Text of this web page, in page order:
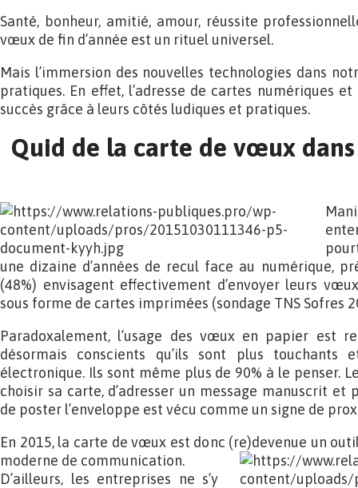
Santé, bonheur, amitié, amour, réussite
vœux de fin d’année est un rituel universel.
Mais l’immersion des nouvelles technologies dans
pratiques. En effet, l’adresse de cartes numériques
succès grâce à leurs côtés ludiques et pratiques.
Quid de la carte de vœux
une dizaine d’années de recul face au numérique,
(48%) envisagent effectivement d’envoyer leurs
sous forme de cartes imprimées (sondage TNS Sofres
Paradoxalement, l’usage des vœux en papier est
désormais conscients qu’ils sont plus
électronique. Ils sont même plus de 90% à le penser.
choisir sa carte, d’adresser un message manuscrit et
de poster l’enveloppe est vécu comme un signe de
En 2015, la carte de vœux est donc (re)devenue un
moderne de communication.
D’ailleurs, les entreprises ne s’y